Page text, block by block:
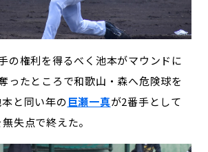
の権利を得るべく池本がマウンドに
ったところで和歌山・森へ危険球を
と同い年の巨瀬一真が2番手として
失点で終えた。